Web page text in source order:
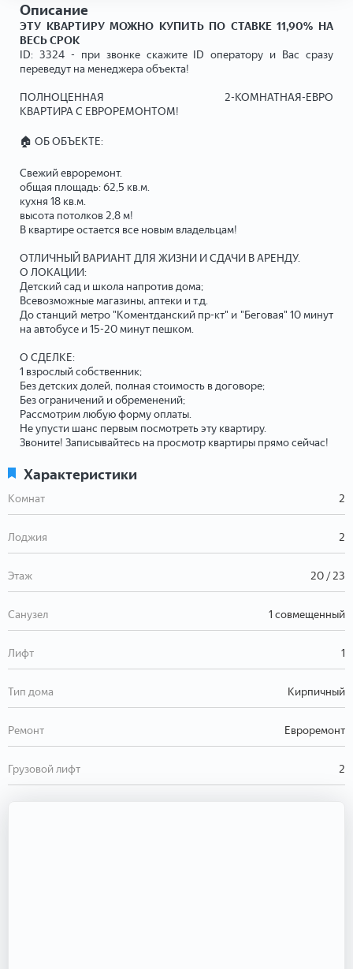
Описание
ЭТУ КВАРТИРУ МОЖНО КУПИТЬ ПО СТАВКЕ 11,90% НА
ВЕСЬ СРОК
ID: 3324 - при звонке скажите ID оператору и Вас сразу
переведут на менеджера объекта!
ПОЛНОЦЕННАЯ 2-КОМНАТНАЯ-ЕВРО
КВАРТИРА С ЕВРОРЕМОНТОМ!
🏠 ОБ ОБЪЕКТЕ:
Свежий евроремонт.
общая площадь: 62,5 кв.м.
кухня 18 кв.м.
высота потолков 2,8 м!
В квартире остается все новым владельцам!
ОТЛИЧНЫЙ ВАРИАНТ ДЛЯ ЖИЗНИ И СДАЧИ В АРЕНДУ.
О ЛОКАЦИИ:
Детский сад и школа напротив дома;
Всевозможные магазины, аптеки и т.д.
До станций метро "Коментданский пр-кт" и "Беговая" 10 минут
на автобусе и 15-20 минут пешком.
О СДЕЛКЕ:
1 взрослый собственник;
Без детских долей, полная стоимость в договоре;
Без ограничений и обременений;
Рассмотрим любую форму оплаты.
Не упусти шанс первым посмотреть эту квартиру.
Звоните! Записывайтесь на просмотр квартиры прямо сейчас!
Характеристики
Комнат 2
Лоджия 2
Этаж 20 / 23
Санузел 1 совмещенный
Лифт 1
Тип дома Кирпичный
Ремонт Евроремонт
Грузовой лифт 2